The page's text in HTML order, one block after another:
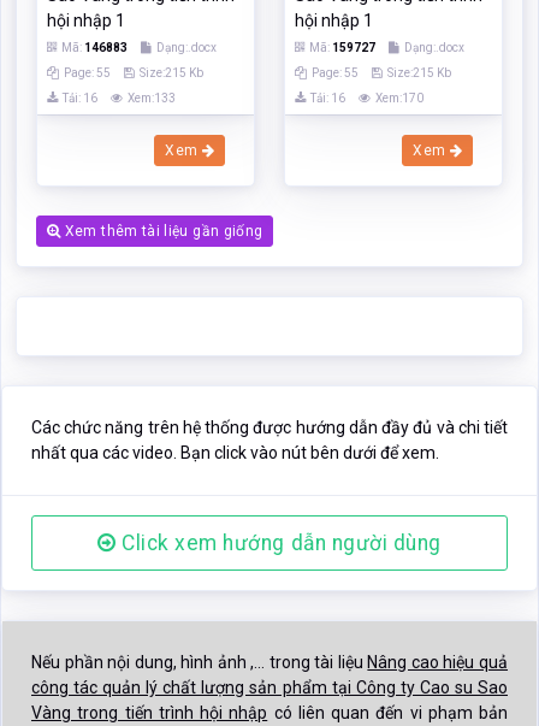
hội nhập 1
Mã: 146883
Dạng:.docx
Page: 55
Size:215 Kb
Tải: 16
Xem:133
Xem
hội nhập 1
Mã: 159727
Dạng:.docx
Page: 55
Size:215 Kb
Tải: 16
Xem:170
Xem
Xem thêm tài liệu gần giống
Các chức năng trên hệ thống được hướng dẫn đầy đủ và chi tiết
nhất qua các video. Bạn click vào nút bên dưới để xem.
Click xem hướng dẫn người dùng
Nếu phần nội dung, hình ảnh ,... trong tài liệu Nâng cao hiệu quả
công tác quản lý chất lượng sản phẩm tại Công ty Cao su Sao
Vàng trong tiến trình hội nhập có liên quan đến vi phạm bản